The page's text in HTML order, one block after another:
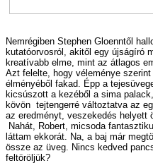
Nemrégiben Stephen Gloenntől
kutatóorvosról, akitől egy újságíró
kreatívabb elme, mint az átlagos
Azt felelte, hogy véleménye
élményéből fakad. Épp a
kicsúszott a kezéből a sima
kövön ­ tejtengerré változtatva az
az eredményt, veszekedés helyett
Nahát, Robert, micsoda
láttam ekkorát. Na, a baj már
össze az üveg. Nincs kedved
feltöröljük?